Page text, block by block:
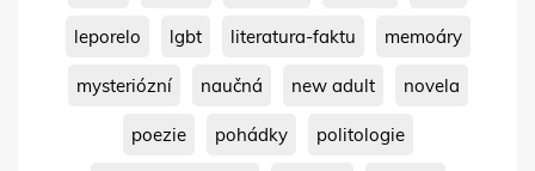
leporelo lgbt literatura-faktu memoáry
mysteriózní naučná new adult novela
poezie pohádky politologie